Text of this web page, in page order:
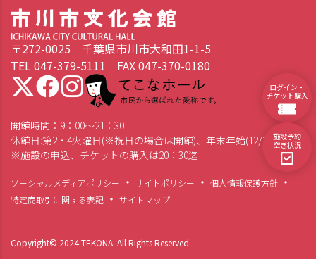
ログイン・
チケット購入
施設予約
空き状況
〒272-0025 千葉県市川市大和田1-1-5
TEL 047-379-5111 FAX 047-370-0180
Copyright© 2024 TEKONA. All Rights Reserved.
てこなホール 市民から選ばれた愛称です。
開館時間：9：00～21：30
休館日:第2・4火曜日(※祝日の場合は開館)、年末年始(12/28～1/4)
※施設の申込、チケットの購入は20：30迄
ソーシャルメディアポリシー サイトポリシー
個人情報保護方針
特定商取引に関する表記
サイトマップ